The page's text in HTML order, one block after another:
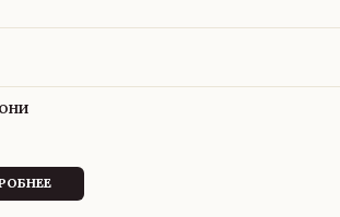
КАНИКУЛЫ